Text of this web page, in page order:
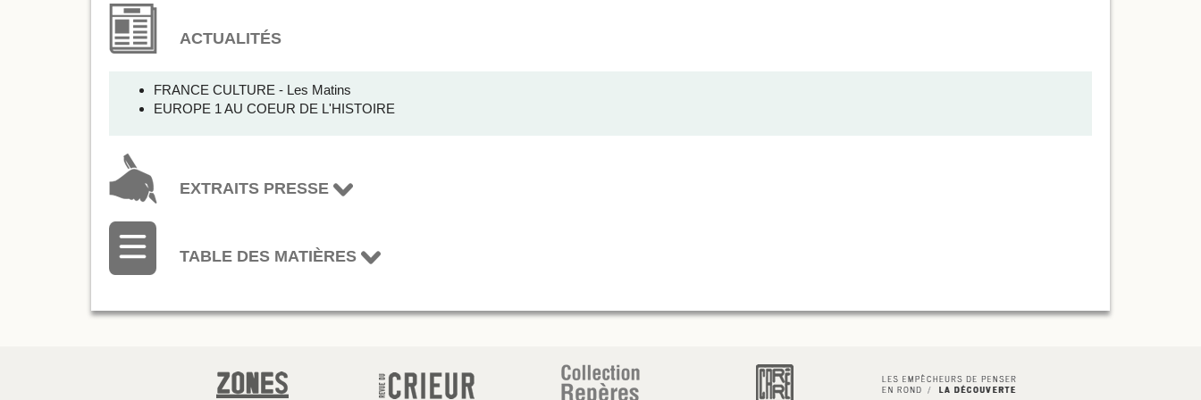
ACTUALITÉS
FRANCE CULTURE - Les Matins
EUROPE 1 AU COEUR DE L'HISTOIRE
EXTRAITS PRESSE
TABLE DES MATIÈRES